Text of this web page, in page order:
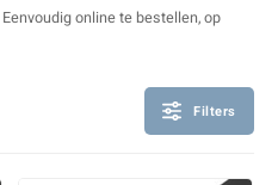
online te bestellen, op
Filters